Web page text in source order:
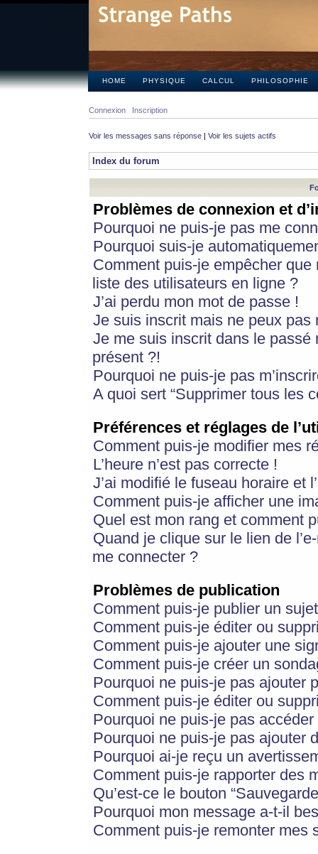
HOME PHYSIQUE CALCUL PHILOSOPHIE
Connexion Inscription
Voir les messages sans réponse | Voir les sujets actifs
Index du forum
Problèmes de connexion et
Pourquoi ne puis-je pas me
Pourquoi suis-je
Comment puis-je empêcher
liste des utilisateurs en ligne ?
J’ai perdu mon mot de passe !
Je suis inscrit mais ne peux pas
Je me suis inscrit dans le
présent ?!
Pourquoi ne puis-je pas
A quoi sert “Supprimer tous les
Préférences et réglages de
Comment puis-je modifier mes
L’heure n’est pas correcte !
J’ai modifié le fuseau horaire et
Comment puis-je afficher une
Quel est mon rang et comment
Quand je clique sur le lien de
me connecter ?
Problèmes de publication
Comment puis-je publier un
Comment puis-je éditer ou
Comment puis-je ajouter une
Comment puis-je créer un
Pourquoi ne puis-je pas ajouter
Comment puis-je éditer ou
Pourquoi ne puis-je pas
Pourquoi ne puis-je pas ajouter
Pourquoi ai-je reçu un
Comment puis-je rapporter des
Qu’est-ce le bouton
Pourquoi mon message a-t-il
Comment puis-je remonter mes